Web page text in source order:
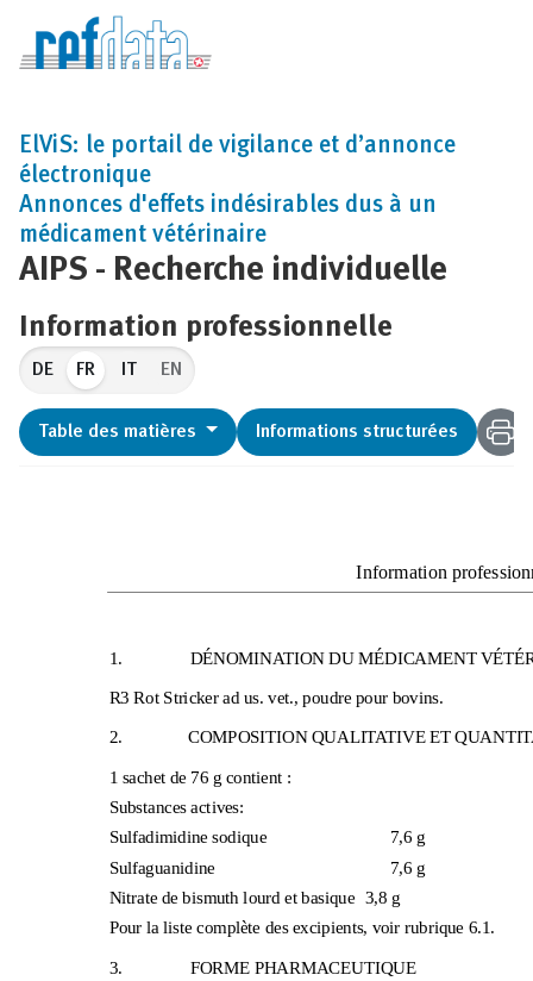
AIPS - Recherche individuelle
ElViS: le portail de vigilance et d’annonce
électronique
Annonces d'effets indésirables dus à un
médicament vétérinaire
Information professionnelle
FR EN
Table des matières Informations structurées